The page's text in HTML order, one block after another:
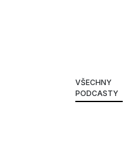
VŠECHNY
PODCASTY